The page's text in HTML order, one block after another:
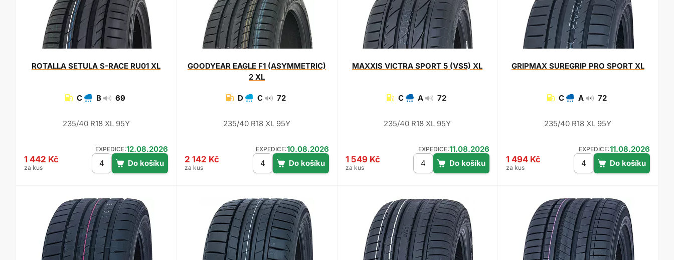
ROTALLA SETULA S-RACE RU01 XL
C B 69
235/40 R18 XL 95Y
EXPEDICE:12.08.2026
1 442 Kč
za kus
GOODYEAREAGLE F1 (ASYMMETRIC)
2 XL
D C 72
235/40 R18 XL 95Y
EXPEDICE:10.08.2026
2 142 Kč
za kus
MAXXIS VICTRA SPORT 5 (VS5) XL
C A 72
235/40 R18 XL 95Y
EXPEDICE:11.08.2026
1 549 Kč
za kus
GRIPMAX SUREGRIP PRO SPORT XL
C A 72
235/40 R18 XL 95Y
EXPEDICE:11.08.2026
1 494 Kč
za kus